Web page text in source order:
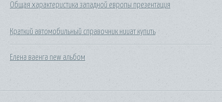
Общая характеристика западной европы презентация
Краткий автомобильный справочник нииат купить
Елена ваенга new альбом